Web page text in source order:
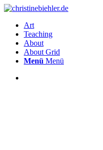
Art
Teaching
About
About Grid
Menü Menü